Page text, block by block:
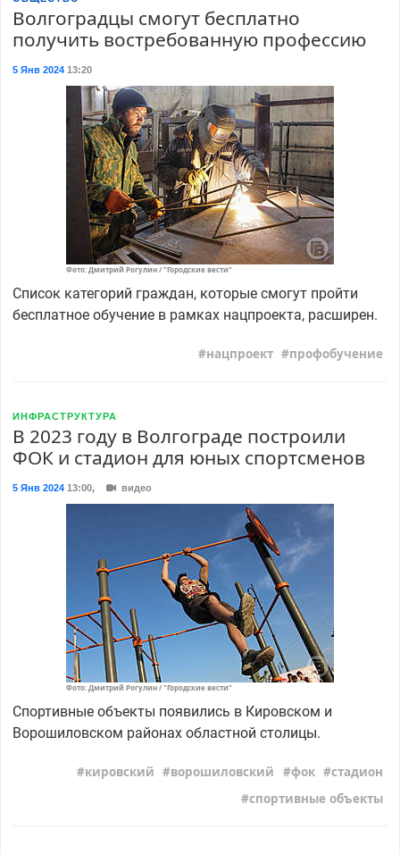
Волгоградцы смогут бесплатно
получить востребованную профессию
5 Янв 202413:20
Фото: Дмитрий Рогулин / "Городские вести"
Список категорий граждан, которые смогут пройти
бесплатное обучение в рамках нацпроекта, расширен.
нацпроект профобучение
ИНФРАСТРУКТУРА
В 2023 году в Волгограде построили
ФОК и стадион для юных спортсменов
5 Янв 202413:00, видео
Фото: Дмитрий Рогулин / "Городские вести"
Спортивные объекты появились в Кировском и
Ворошиловском районах областной столицы.
кировский ворошиловский фок
стадион
спортивные объекты